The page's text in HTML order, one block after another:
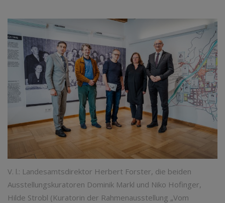
V. l.: Landesamtsdirektor Herbert Forster, die beiden
Ausstellungskuratoren Dominik Markl und Niko Hofinger,
Hilde Strobl (Kuratorin der Rahmenausstellung „Vom